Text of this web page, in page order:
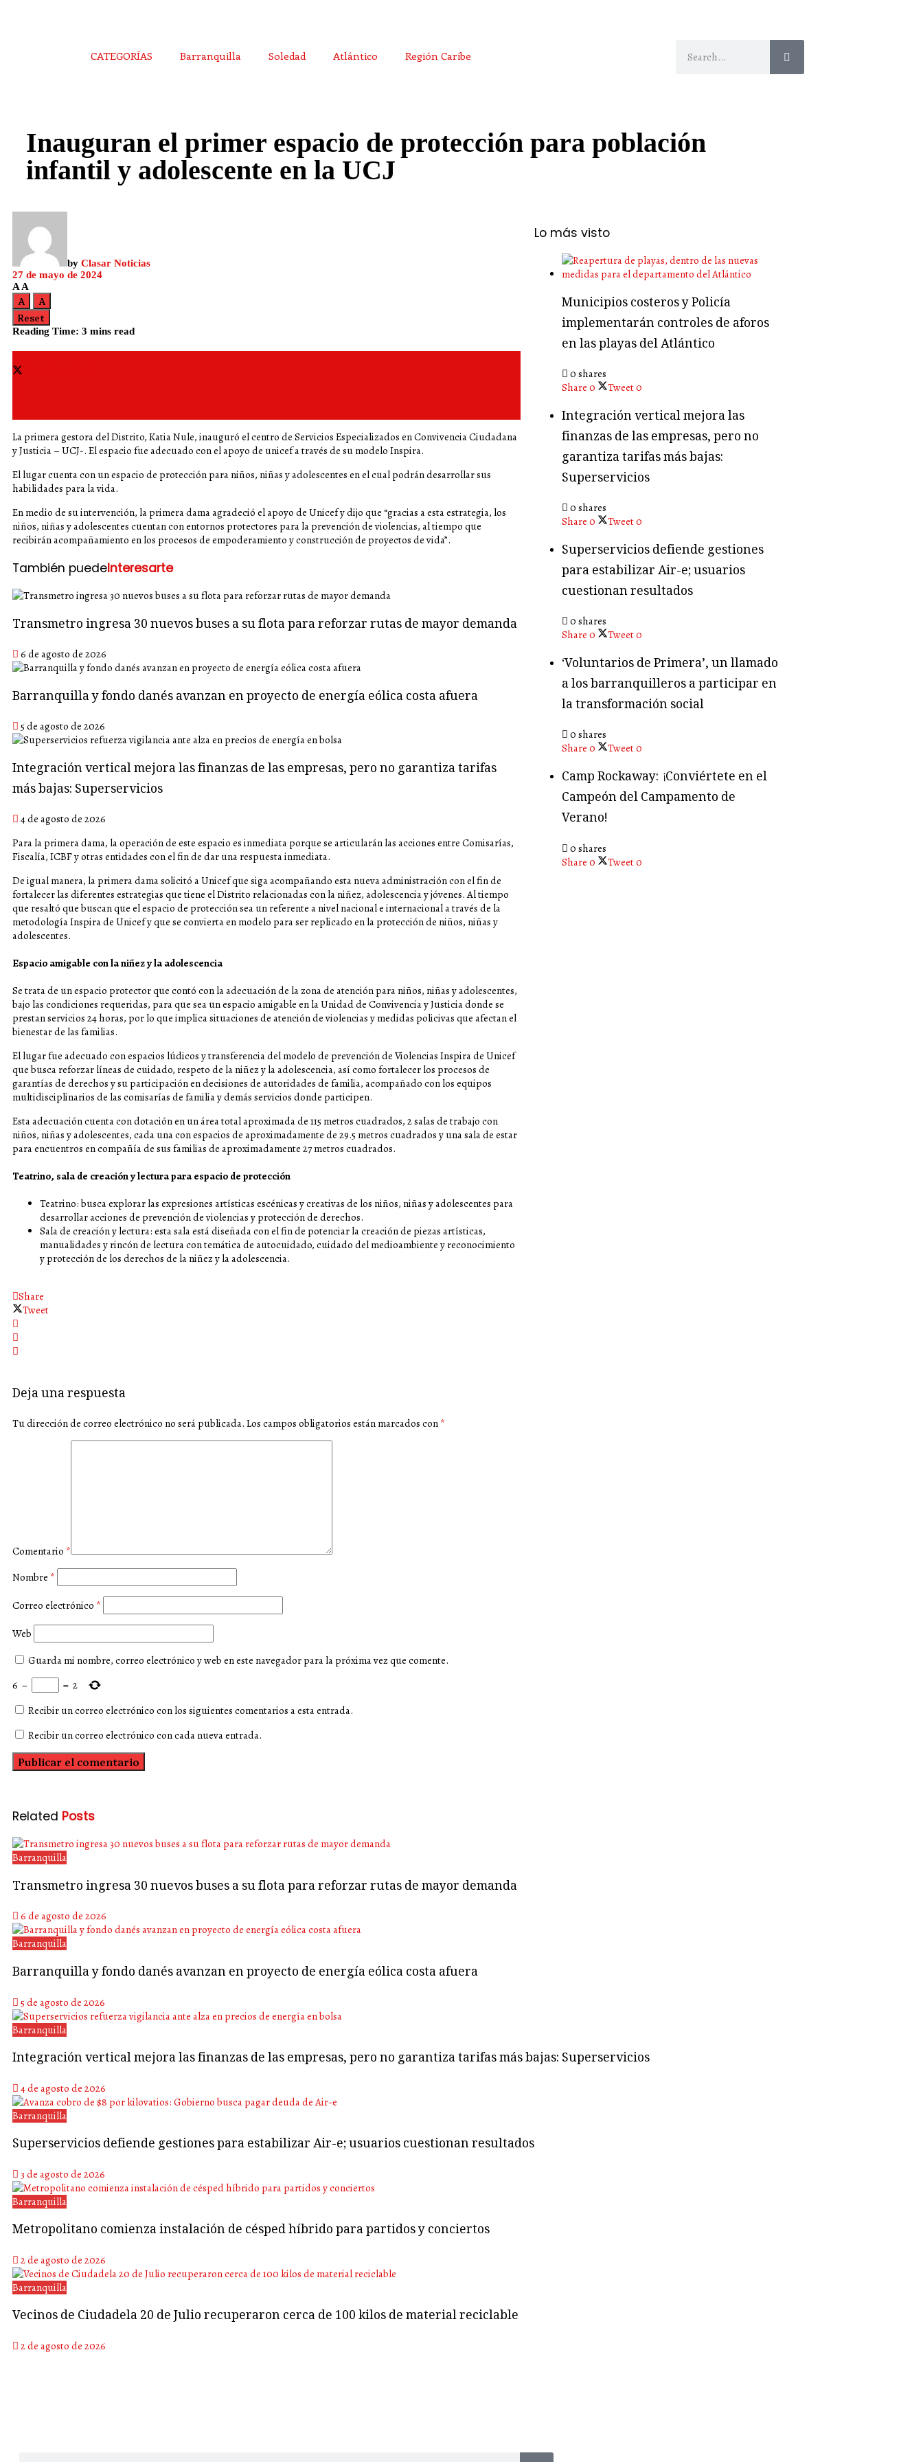
CATEGORÍAS Barranquilla Soledad Atlántico Región Caribe
Inauguran el primer espacio de protección para población
infantil y adolescente en la UCJ
by Clasar Noticias
27 de mayo de 2024
A A
A
A
Reset
Reading Time: 3 mins read
La primera gestora del Distrito, Katia Nule, inauguró el centro de Servicios Especializados en Convivencia Ciudadana
y Justicia – UCJ-. El espacio fue adecuado con el apoyo de unicef a través de su modelo Inspira.
El lugar cuenta con un espacio de protección para niños, niñas y adolescentes en el cual podrán desarrollar sus
habilidades para la vida.
En medio de su intervención, la primera dama agradeció el apoyo de Unicef y dijo que “gracias a esta estrategia, los
niños, niñas y adolescentes cuentan con entornos protectores para la prevención de violencias, al tiempo que
recibirán acompañamiento en los procesos de empoderamiento y construcción de proyectos de vida”.
También puedeInteresarte
Transmetro ingresa 30 nuevos buses a su flota para reforzar rutas de mayor demanda
6 de agosto de 2026
Barranquilla y fondo danés avanzan en proyecto de energía eólica costa afuera
5 de agosto de 2026
Integración vertical mejora las finanzas de las empresas, pero no garantiza tarifas
más bajas: Superservicios
4 de agosto de 2026
Para la primera dama, la operación de este espacio es inmediata porque se articularán las acciones entre Comisarías,
Fiscalía, ICBF y otras entidades con el fin de dar una respuesta inmediata.
De igual manera, la primera dama solicitó a Unicef que siga acompañando esta nueva administración con el fin de
fortalecer las diferentes estrategias que tiene el Distrito relacionadas con la niñez, adolescencia y jóvenes. Al tiempo
que resaltó que buscan que el espacio de protección sea un referente a nivel nacional e internacional a través de la
metodología Inspira de Unicef y que se convierta en modelo para ser replicado en la protección de niños, niñas y
adolescentes.
Espacio amigable con la niñez y la adolescencia
Se trata de un espacio protector que contó con la adecuación de la zona de atención para niños, niñas y adolescentes,
bajo las condiciones requeridas, para que sea un espacio amigable en la Unidad de Convivencia y Justicia donde se
prestan servicios 24 horas, por lo que implica situaciones de atención de violencias y medidas policivas que afectan el
bienestar de las familias.
El lugar fue adecuado con espacios lúdicos y transferencia del modelo de prevención de Violencias Inspira de Unicef
que busca reforzar líneas de cuidado, respeto de la niñez y la adolescencia, así como fortalecer los procesos de
garantías de derechos y su participación en decisiones de autoridades de familia, acompañado con los equipos
multidisciplinarios de las comisarías de familia y demás servicios donde participen.
Esta adecuación cuenta con dotación en un área total aproximada de 115 metros cuadrados, 2 salas de trabajo con
niños, niñas y adolescentes, cada una con espacios de aproximadamente de 29.5 metros cuadrados y una sala de estar
para encuentros en compañía de sus familias de aproximadamente 27 metros cuadrados.
Teatrino, sala de creación y lectura para espacio de protección
Teatrino: busca explorar las expresiones artísticas escénicas y creativas de los niños, niñas y adolescentes para
desarrollar acciones de prevención de violencias y protección de derechos.
Sala de creación y lectura: esta sala está diseñada con el fin de potenciar la creación de piezas artísticas,
manualidades y rincón de lectura con temática de autocuidado, cuidado del medioambiente y reconocimiento
y protección de los derechos de la niñez y la adolescencia.
Share
Tweet
Deja una respuesta
Tu dirección de correo electrónico no será publicada. Los campos obligatorios están marcados con *
Comentario *
Nombre *
Correo electrónico *
Web
Guarda mi nombre, correo electrónico y web en este navegador para la próxima vez que comente.
6 − = 2
Recibir un correo electrónico con los siguientes comentarios a esta entrada.
Recibir un correo electrónico con cada nueva entrada.
Lo más visto
Municipios costeros y Policía
implementarán controles de aforos
en las playas del Atlántico
0 shares
Share 0 Tweet0
Integración vertical mejora las
finanzas de las empresas, pero no
garantiza tarifas más bajas:
Superservicios
0 shares
Share 0 Tweet0
Superservicios defiende gestiones
para estabilizar Air-e; usuarios
cuestionan resultados
0 shares
Share 0 Tweet0
‘Voluntarios de Primera’, un llamado
a los barranquilleros a participar en
la transformación social
0 shares
Share 0 Tweet0
Camp Rockaway: ¡Conviértete en el
Campeón del Campamento de
Verano!
0 shares
Share 0 Tweet0
Related Posts
Barranquilla
Transmetro ingresa 30 nuevos buses a su flota para reforzar rutas de mayor demanda
6 de agosto de 2026
Barranquilla
Barranquilla y fondo danés avanzan en proyecto de energía eólica costa afuera
5 de agosto de 2026
Barranquilla
Integración vertical mejora las finanzas de las empresas, pero no garantiza tarifas más bajas: Superservicios
4 de agosto de 2026
Barranquilla
Superservicios defiende gestiones para estabilizar Air-e; usuarios cuestionan resultados
3 de agosto de 2026
Barranquilla
Metropolitano comienza instalación de césped híbrido para partidos y conciertos
2 de agosto de 2026
Barranquilla
Vecinos de Ciudadela 20 de Julio recuperaron cerca de 100 kilos de material reciclable
2 de agosto de 2026